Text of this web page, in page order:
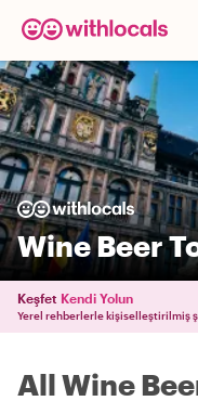
Wine Beer
Keşfet Kendi Yolun
Yerel rehberlerle kişiselleştirilmiş
All Wine